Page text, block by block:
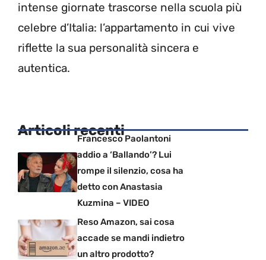
intense giornate trascorse nella scuola più
celebre d’Italia: l’appartamento in cui vive
riflette la sua personalità sincera e
autentica.
Articoli recentiFrancesco Paolantoni
addio a ‘Ballando’? Lui
rompe il silenzio, cosa ha
detto con Anastasia
Kuzmina – VIDEO
Reso Amazon, sai cosa
accade se mandi indietro
un altro prodotto?